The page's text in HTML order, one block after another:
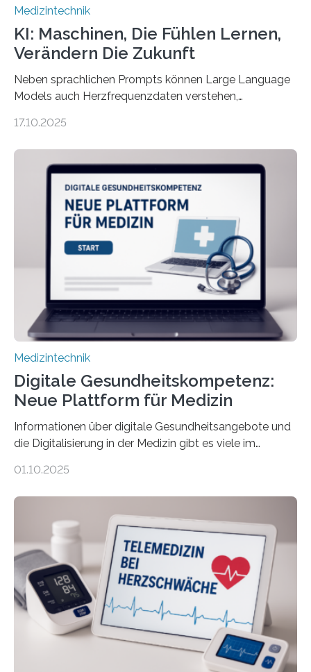
Medizintechnik
KI: Maschinen, Die Fühlen Lernen,
Verändern Die Zukunft
Neben sprachlichen Prompts können Large Language
Models auch Herzfrequenzdaten verstehen,
haben Dr. Morris Gellisch, ehemals an der Ruhr-
und Boris Burr von der Ruhr-Universität Bochum in
dafür eine technische Schnittstelle, über die
physiologische Daten in Echtzeit an das Sprachmodell
übermittelt werden können. Die Künstliche Intelligenz
kann dadurch auch die Sprache des Körpers
einbeziehen, auf die Menschen keinen bewussten
Einfluss nehmen. Das eröffnet…
17.10.2025
Medizintechnik
Digitale Gesundheitskompetenz:
Neue Plattform für Medizin
Informationen über digitale Gesundheitsangebote und
die Digitalisierung in der Medizin gibt es viele im
seriösen und wissenschaftlich abgesicherten Inhalten?
Forscherinnen der Technischen Universität Dresden
(TUD) richtet sich das Portal sowohl an Patientinnen
und Patienten, aber ebenso an medizinisches
Fachpersonal. Für all diese Zielgruppen bietet sie
speziell zugeschnittene Informationen, um deren
digitale Gesundheitskompetenz zu steigern. MiHUBx ist
01.10.2025